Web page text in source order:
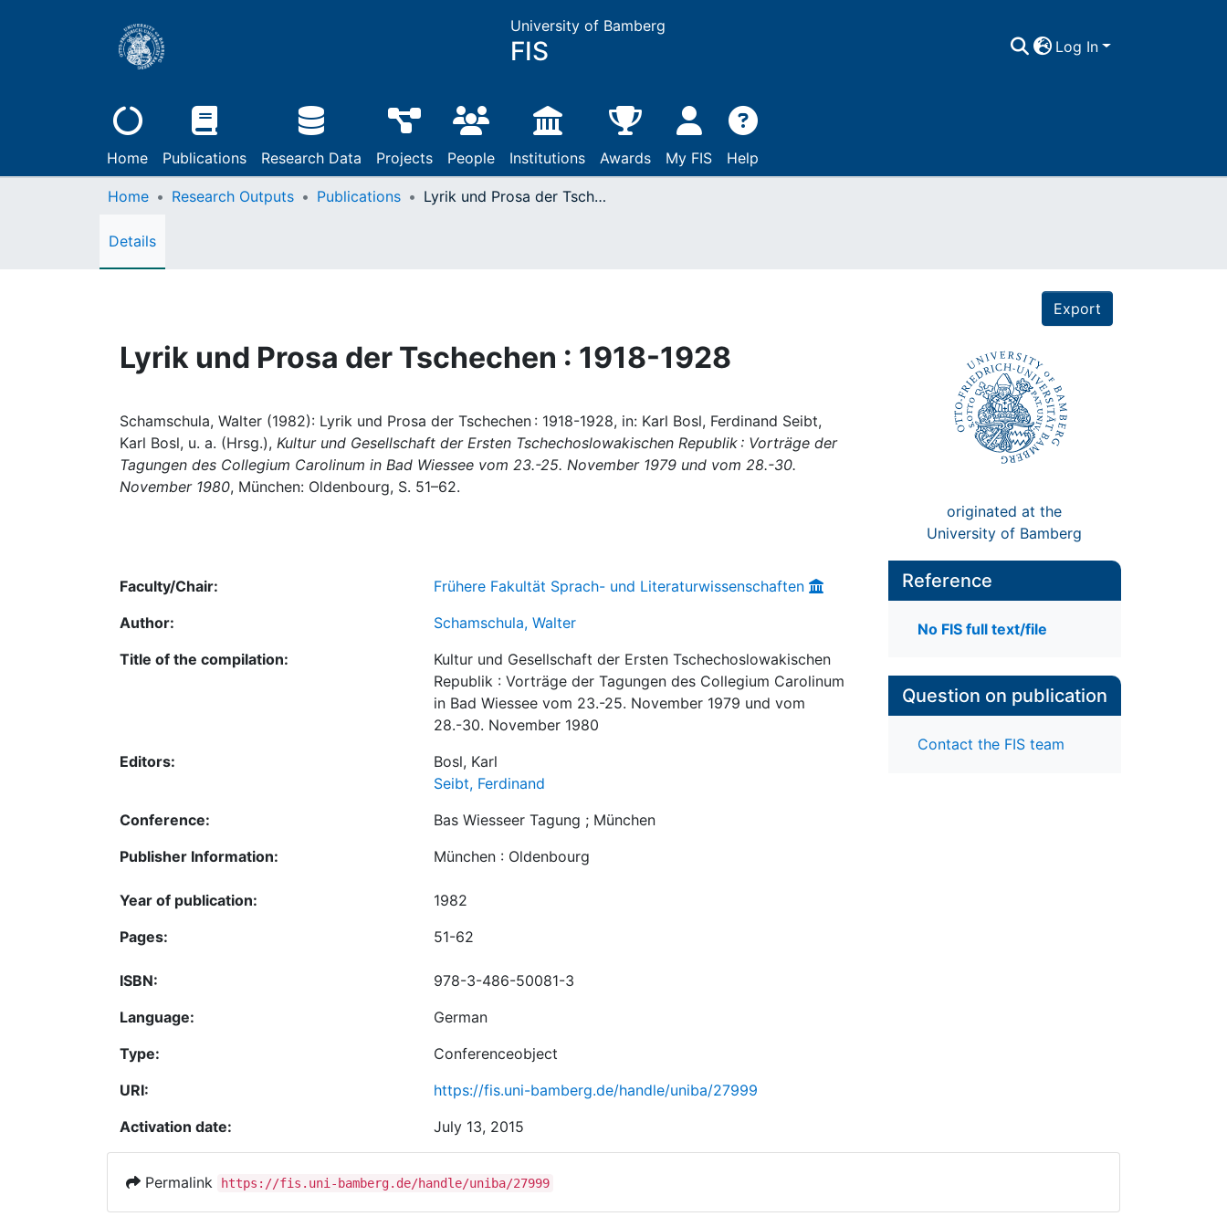
University of Bamberg
FIS Log In
Home Publications Research Data Projects People Institutions Awards My FIS Help
Home Research Outputs Publications Lyrik und Prosa der Tschechen : 1918-1928
Details
Export
Lyrik und Prosa der Tschechen : 1918-1928
Schamschula, Walter (1982): Lyrik und Prosa der Tschechen : 1918-1928, in: Karl Bosl, Ferdinand Seibt,
Karl Bosl, u. a. (Hrsg.), Kultur und Gesellschaft der Ersten Tschechoslowakischen Republik : Vorträge der
Tagungen des Collegium Carolinum in Bad Wiessee vom 23.-25. November 1979 und vom 28.-30.
November 1980, München: Oldenbourg, S. 51–62.
originated at the
University of Bamberg
Faculty/Chair:
Frühere Fakultät Sprach- und Literaturwissenschaften
Author:
Schamschula, Walter
Title of the compilation:
Kultur und Gesellschaft der Ersten Tschechoslowakischen
Republik : Vorträge der Tagungen des Collegium Carolinum
in Bad Wiessee vom 23.-25. November 1979 und vom
28.-30. November 1980
Editors:
Bosl, Karl
Seibt, Ferdinand
Conference:
Bas Wiesseer Tagung ; München
Publisher Information:
München : Oldenbourg
Year of publication:
1982
Pages:
51-62
ISBN:
978-3-486-50081-3
Language:
German
Type:
Conferenceobject
URI:
https://fis.uni-bamberg.de/handle/uniba/27999
Activation date:
July 13, 2015
Reference
No FIS full text/file
Question on publication
Contact the FIS team
Permalink https://fis.uni-bamberg.de/handle/uniba/27999